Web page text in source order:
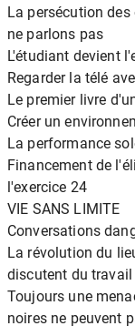
La persécution
ne parlons pas
L'étudiant devient
Regarder la télé
Le premier livre
Créer un
La performance
Financement de
l'exercice 24
VIE SANS LIMITE
Conversations
La révolution du
discutent du
Toujours une
noires ne peuvent